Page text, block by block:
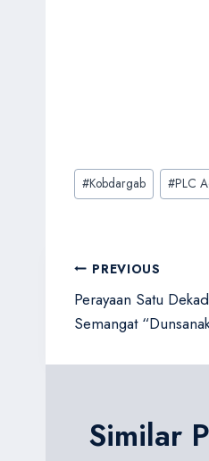
Post
Tags:
#Kobdargab #PLC
Navigasi
pos
PREVIOUS
Perayaan Satu
Semangat
Similar